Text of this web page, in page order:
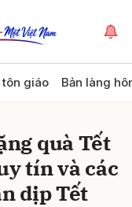
giáo Bản làng
quà Tết
tín và các
dịp Tết